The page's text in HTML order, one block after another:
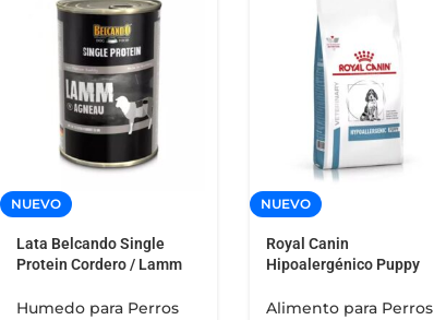
NUEVO
Lata Belcando Single
Protein Cordero / Lamm
Humedo para Perros
NUEVO
Royal Canin
Hipoalergénico Puppy
Alimento para Perros